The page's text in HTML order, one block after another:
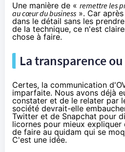
Une manière de « remettre les
au cœur du business ». Car
dans le détail sans les
de la technique, ce n'est
chose à faire.
La transparence ou
Certes, la communication
imparfaite. Nous avons déjà
constater et de le relater par
société devrait-elle
Twitter et de Snapchat pour
licornes pour mieux
de faire au quidam qui se
C'est une idée.